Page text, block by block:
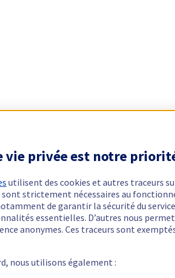
vie privée est notre
utilisent des cookies et autres traceurs
strictement nécessaires au
de garantir la sécurité du
essentielles. D’autres nous
anonymes. Ces traceurs sont
nous utilisons également :